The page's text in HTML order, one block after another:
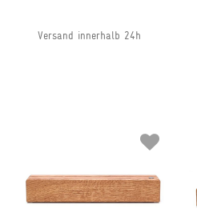
Versand innerhalb 24h